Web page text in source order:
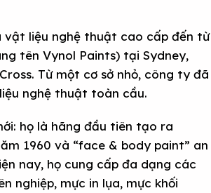
vật liệu nghệ thuật cao cấp đến từ
tên Vynol Paints) tại Sydney,
Từ một cơ sở nhỏ, công ty đã
nghệ thuật toàn cầu.
họ là hãng đầu tiên tạo ra
1960 và “face & body paint” an
nay, họ cung cấp đa dạng các
nghiệp, mực in lụa, mực khối